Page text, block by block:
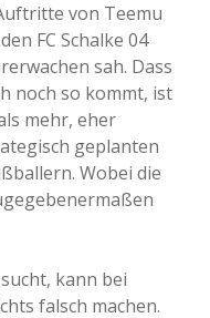
von Teemu
FC Schalke 04
sah. Dass
noch so kommt, ist
mehr, eher
geplanten
Wobei die
kann bei
falsch machen.